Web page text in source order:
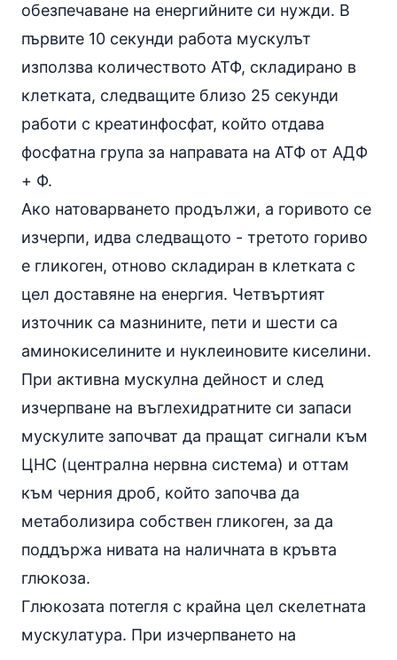
обезпечаване на енергийните си нужди. В
първите 10 секунди работа мускулът
използва количеството АТФ, складирано в
клетката, следващите близо 25 секунди
работи с креатинфосфат, който отдава
фосфатна група за направата на АТФ от АДФ
+ Ф.
Ако натоварването продължи, а горивото се
изчерпи, идва следващото - третото гориво
е гликоген, отново складиран в клетката с
цел доставяне на енергия. Четвъртият
източник са мазнините, пети и шести са
аминокиселините и нуклеиновите киселини.
При активна мускулна дейност и след
изчерпване на въглехидратните си запаси
мускулите започват да пращат сигнали към
ЦНС (централна нервна система) и оттам
към черния дроб, който започва да
метаболизира собствен гликоген, за да
поддържа нивата на наличната в кръвта
глюкоза.
Глюкозата потегля с крайна цел скелетната
мускулатура. При изчерпването на